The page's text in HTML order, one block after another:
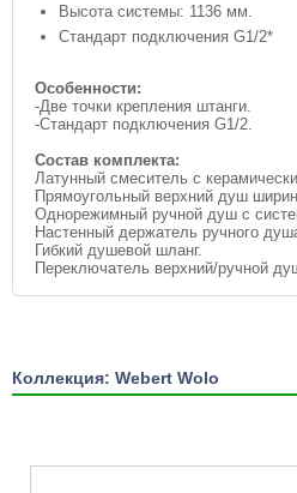
Высота системы: 1136 мм.
Стандарт подключения G1/2*
Особенности:
-Две точки крепления штанги.
-Стандарт подключения G1/2.
Состав комплекта:
Латунный смеситель с
Прямоугольный верхний душ
Однорежимный ручной душ с
Настенный держатель ручного
Гибкий душевой шланг.
Переключатель верхний/ручной
Коллекция: Webert Wolo